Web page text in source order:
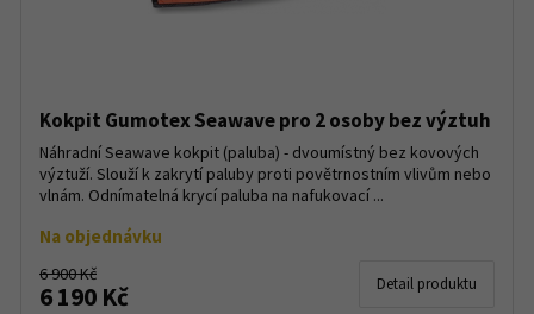
Kokpit Gumotex Seawave pro 2 osoby bez výztuh
Náhradní Seawave kokpit (paluba) - dvoumístný bez kovových
výztuží. Slouží k zakrytí paluby proti povětrnostním vlivům nebo
vlnám. Odnímatelná krycí paluba na nafukovací ...
Na objednávku
6 900 Kč
6 190 Kč Detail produktu